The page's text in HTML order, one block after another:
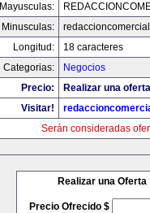
Mayusculas:
Minusculas:
Longitud:
18 caracteres
Categorias:
Negocios
Precio:
Realizar una
Visitar!
Serán consideradas
Realizar una Oferta
Precio Ofrecido $